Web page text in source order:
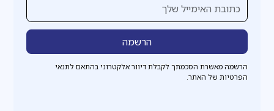
הרשמה מאשרת הסכמתך לקבלת דיוור אלקטרוני בהתאם לתנאי
הפרטיות של האתר.